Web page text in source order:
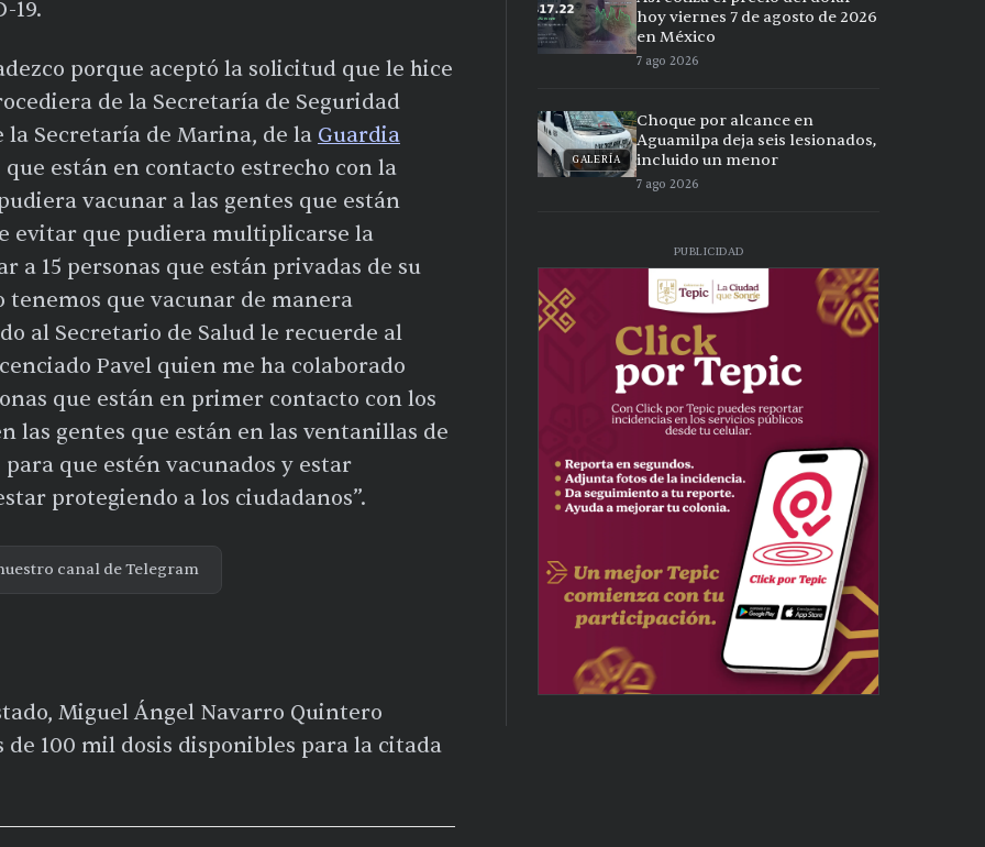
19.
porque aceptó la solicitud que le hice
de la Secretaría de Seguridad
Secretaría de Marina, de la Guardia
están en contacto estrecho con la
vacunar a las gentes que están
evitar que pudiera multiplicarse la
a 15 personas que están privadas de su
que vacunar de manera
al Secretario de Salud le recuerde al
Pavel quien me ha colaborado
que están en primer contacto con los
las gentes que están en las ventanillas de
que estén vacunados y estar
protegiendo a los ciudadanos”.
canal de Telegram
Miguel Ángel Navarro Quintero
100 mil dosis disponibles para la citada
hoy viernes 7 de agosto de 2026
en México
7 ago 2026
GALERÍA
Choque por alcance en
Aguamilpa deja seis lesionados,
incluido un menor
7 ago 2026
PUBLICIDAD